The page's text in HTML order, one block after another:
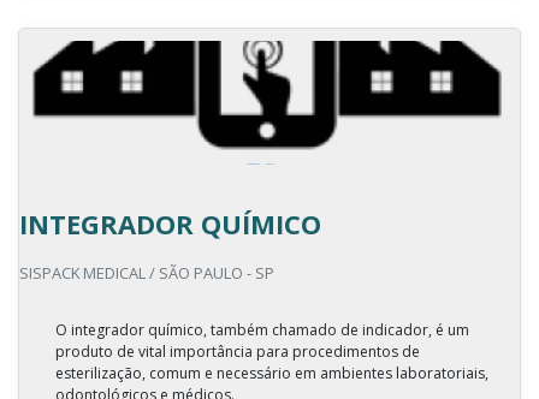
INTEGRADOR QUÍMICO
SISPACK MEDICAL / SÃO PAULO - SP
O integrador químico, também chamado de indicador, é um
produto de vital importância para procedimentos de
esterilização, comum e necessário em ambientes laboratoriais,
odontológicos e médicos.